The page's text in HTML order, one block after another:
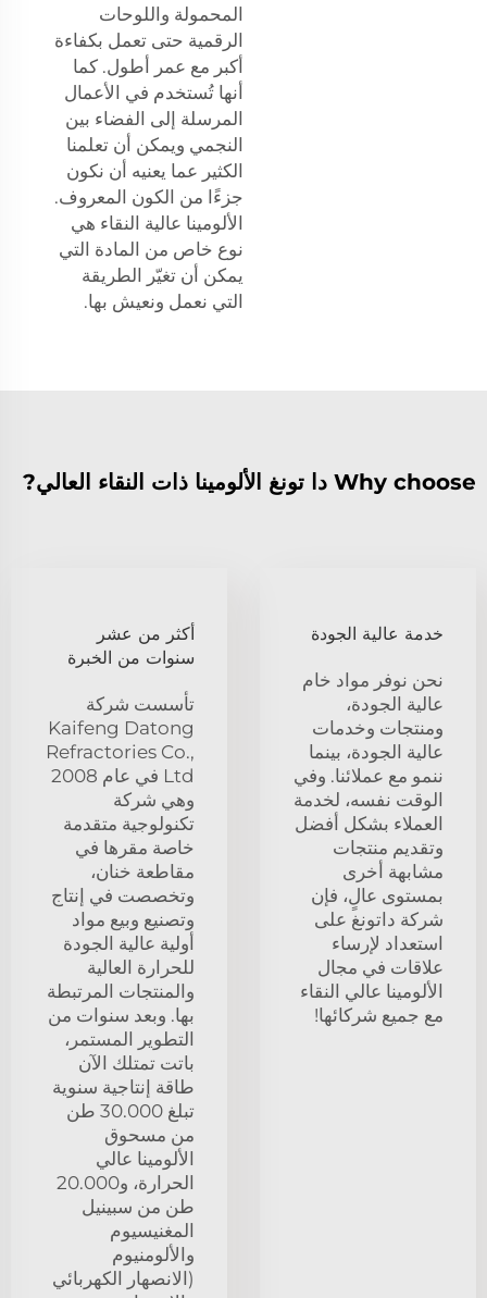
المحمولة واللوحات
الرقمية حتى تعمل بكفاءة
أكبر مع عمر أطول. كما
أنها تُستخدم في الأعمال
المرسلة إلى الفضاء بين
النجمي ويمكن أن تعلمنا
الكثير عما يعنيه أن نكون
جزءًا من الكون المعروف.
الألومينا عالية النقاء هي
نوع خاص من المادة التي
يمكن أن تغيّر الطريقة
التي نعمل ونعيش بها.
Why choose دا تونغ الألومينا ذات النقاء العالي?
خدمة عالية الجودة
نحن نوفر مواد خام
عالية الجودة،
ومنتجات وخدمات
عالية الجودة، بينما
ننمو مع عملائنا. وفي
الوقت نفسه، لخدمة
العملاء بشكل أفضل
وتقديم منتجات
مشابهة أخرى
بمستوى عالٍ، فإن
شركة داتونغ على
استعداد لإرساء
علاقات في مجال
الألومينا عالي النقاء
مع جميع شركائها!
أكثر من عشر
سنوات من الخبرة
تأسست شركة
Kaifeng Datong
Refractories Co.,
Ltd في عام 2008
وهي شركة
تكنولوجية متقدمة
خاصة مقرها في
مقاطعة خنان،
وتخصصت في إنتاج
وتصنيع وبيع مواد
أولية عالية الجودة
للحرارة العالية
والمنتجات المرتبطة
بها. وبعد سنوات من
التطوير المستمر،
باتت تمتلك الآن
طاقة إنتاجية سنوية
تبلغ 30.000 طن
من مسحوق
الألومينا عالي
الحرارة، و20.000
طن من سبينيل
المغنيسيوم
والألومنيوم
(الانصهار الكهربائي